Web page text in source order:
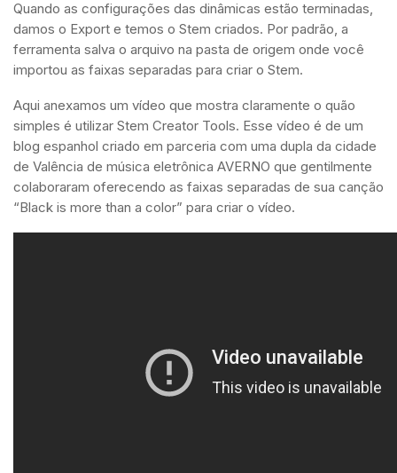
Quando as configurações das dinâmicas estão terminadas,
damos o Export e temos o Stem criados. Por padrão, a
ferramenta salva o arquivo na pasta de origem onde você
importou as faixas separadas para criar o Stem.
Aqui anexamos um vídeo que mostra claramente o quão
simples é utilizar Stem Creator Tools. Esse vídeo é de um
blog espanhol criado em parceria com uma dupla da cidade
de Valência de música eletrônica AVERNO que gentilmente
colaboraram oferecendo as faixas separadas de sua canção
“Black is more than a color” para criar o vídeo.